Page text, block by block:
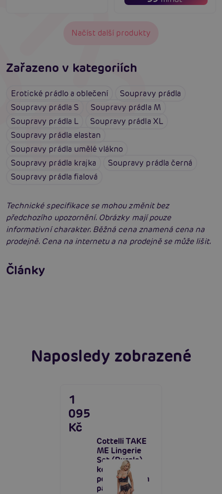
Načíst další produkty
Zařazeno v kategoriích
Erotické prádlo a oblečení
Soupravy prádla
Soupravy prádla S
Soupravy prádla M
Soupravy prádla L
Soupravy prádla XL
Soupravy prádla elastan
Soupravy prádla umělé vlákno
Soupravy prádla krajka
Soupravy prádla černá
Soupravy prádla fialová
Technické specifikace se mohou změnit bez
předchozího upozornění. Obrázky mají pouze
informativní charakter. Běžná cena znamená cena na
prodejně. Cena na internetu a na prodejně se může lišit.
Články
neodolatelně sexy
Číst více
Erotická inteligence: Příručka Sexiomů
Naposledy zobrazené
Cottelli TAKE
ME Lingerie
Set (Purple),
komplet s
podvazkovým
pásem
1
095
Kč